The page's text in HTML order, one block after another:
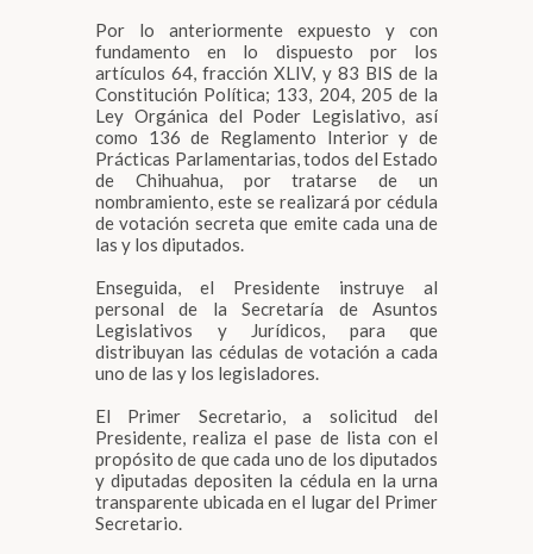
Por lo anteriormente expuesto y con
fundamento en lo dispuesto por los
artículos 64, fracción XLIV, y 83 BIS de la
Constitución Política; 133, 204, 205 de la
Ley Orgánica del Poder Legislativo, así
como 136 de Reglamento Interior y de
Prácticas Parlamentarias, todos del Estado
de Chihuahua, por tratarse de un
nombramiento, este se realizará por cédula
de votación secreta que emite cada una de
las y los diputados.
Enseguida, el Presidente instruye al
personal de la Secretaría de Asuntos
Legislativos y Jurídicos, para que
distribuyan las cédulas de votación a cada
uno de las y los legisladores.
El Primer Secretario, a solicitud del
Presidente, realiza el pase de lista con el
propósito de que cada uno de los diputados
y diputadas depositen la cédula en la urna
transparente ubicada en el lugar del Primer
Secretario.